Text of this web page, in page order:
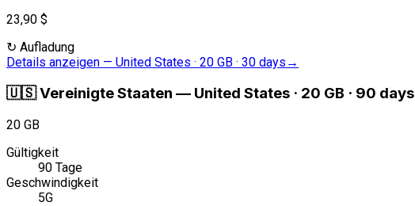
23,90 $
↻ Aufladung
Details anzeigen — United States · 20 GB · 30 days →
🇺🇸Vereinigte Staaten — United States · 20 GB · 90 days
20 GB
Gültigkeit
90 Tage
Geschwindigkeit
5G